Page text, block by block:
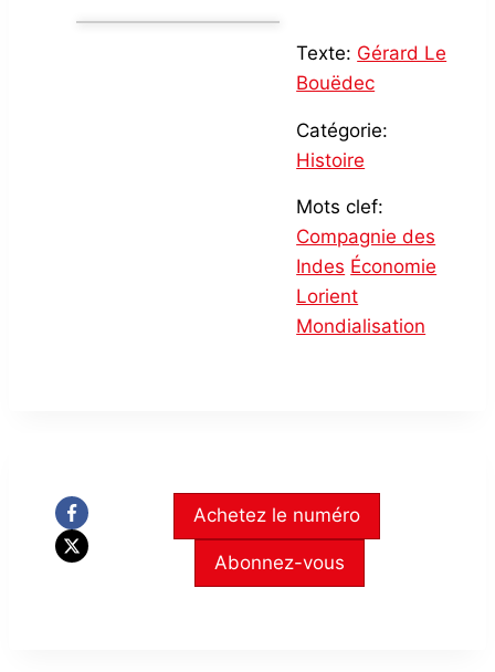
Texte: Gérard Le
Bouëdec
Catégorie:
Histoire
Mots clef:
Compagnie des
Indes Économie
Lorient
Mondialisation
Achetez le numéro
Abonnez-vous